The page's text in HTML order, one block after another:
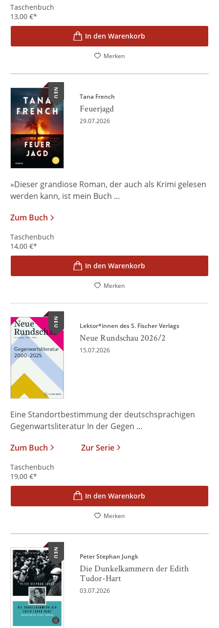
Taschenbuch
13,00 €*
In den Warenkorb
Merken
NEU Tana French
Feuerjagd
29.07.2026
»Dieser grandiose Roman, der auch als Krimi gelesen
werden kann, ist mein Buch ...
Zum Buch
Taschenbuch
14,00 €*
In den Warenkorb
Merken
NEU Lektor*innen des S. Fischer Verlags
Neue Rundschau 2026/2
15.07.2026
Eine Standortbestimmung der deutschsprachigen
Gegenwartsliteratur In der Gegen ...
Zum Buch
Zur Serie
Taschenbuch
19,00 €*
In den Warenkorb
Merken
NEU Peter Stephan Jungk
Die Dunkelkammern der Edith
Tudor-Hart
03.07.2026